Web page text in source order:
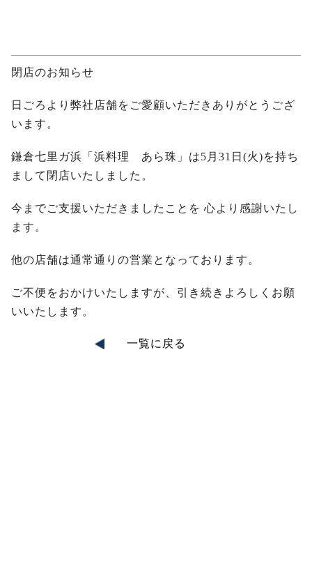
閉店のお知らせ
日ごろより弊社店舗をご愛顧いただきありがとうござ
います。
鎌倉七里ガ浜「浜料理 あら珠」は5月31日(火)を持ち
まして閉店いたしました。
今までご支援いただきましたことを 心より感謝いたし
ます。
他の店舗は通常通りの営業となっております。
ご不便をおかけいたしますが、引き続きよろしくお願
いいたします。
一覧に戻る